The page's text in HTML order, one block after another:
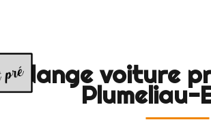
Vidange voiture
Plumeliau-